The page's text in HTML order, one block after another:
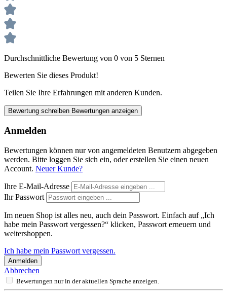
Durchschnittliche Bewertung von 0 von 5 Sternen
Bewerten Sie dieses Produkt!
Teilen Sie Ihre Erfahrungen mit anderen Kunden.
Bewertung schreiben Bewertungen anzeigen
Anmelden
Bewertungen können nur von angemeldeten Benutzern abgegeben
werden. Bitte loggen Sie sich ein, oder erstellen Sie einen neuen
Account. Neuer Kunde?
Ihre E-Mail-Adresse
Ihr Passwort
Im neuen Shop ist alles neu, auch dein Passwort. Einfach auf „Ich
habe mein Passwort vergessen?“ klicken, Passwort erneuern und
weitershoppen.
Ich habe mein Passwort vergessen.
Anmelden
Abbrechen
Bewertungen nur in der aktuellen Sprache anzeigen.